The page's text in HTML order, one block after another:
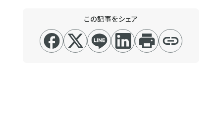
この記事をシェア